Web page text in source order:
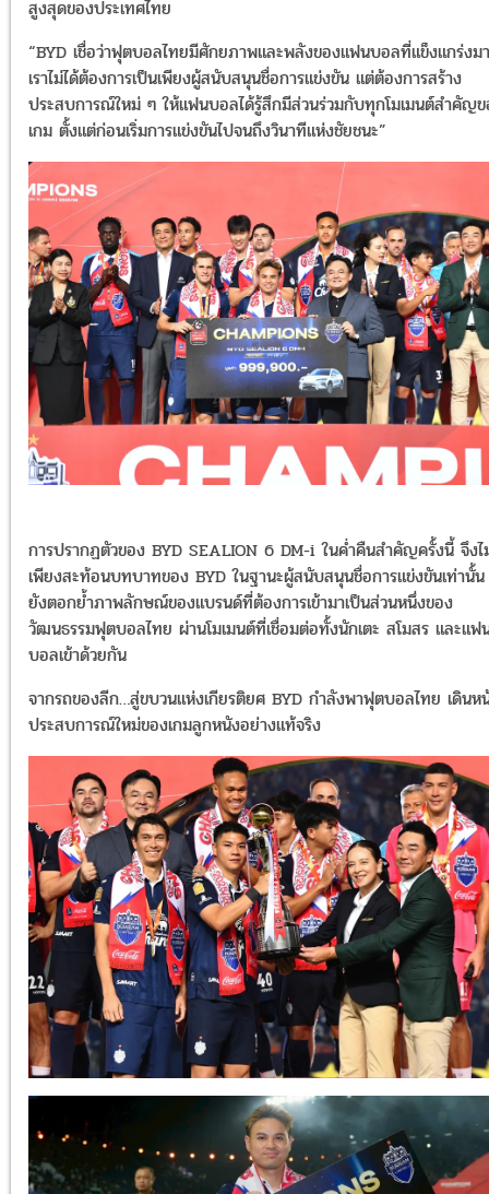
สูงสุดของประเทศไทย
“BYD เชื่อว่าฟุตบอลไทยมีศักยภาพและพลังของแฟนบอลที่แข็งแกร่งม
เราไม่ได้ต้องการเป็นเพียงผู้สนับสนุนชื่อการแข่งขัน แต่ต้องการสร้าง
ประสบการณ์ใหม่ ๆ ให้แฟนบอลได้รู้สึกมีส่วนร่วมกับทุกโมเมนต์สำคัญ
เกม ตั้งแต่ก่อนเริ่มการแข่งขันไปจนถึงวินาทีแห่งชัยชนะ”
การปรากฏตัวของ BYD SEALION 6 DM-i ในค่ำคืนสำคัญครั้งนี้ จึงไ
เพียงสะท้อนบทบาทของ BYD ในฐานะผู้สนับสนุนชื่อการแข่งขันเท่านั้
ยังตอกย้ำภาพลักษณ์ของแบรนด์ที่ต้องการเข้ามาเป็นส่วนหนึ่งของ
วัฒนธรรมฟุตบอลไทย ผ่านโมเมนต์ที่เชื่อมต่อทั้งนักเตะ สโมสร และแฟ
บอลเข้าด้วยกัน
จากรถของลีก…สู่ขบวนแห่งเกียรติยศ BYD กำลังพาฟุตบอลไทย เดินห
ประสบการณ์ใหม่ของเกมลูกหนังอย่างแท้จริง